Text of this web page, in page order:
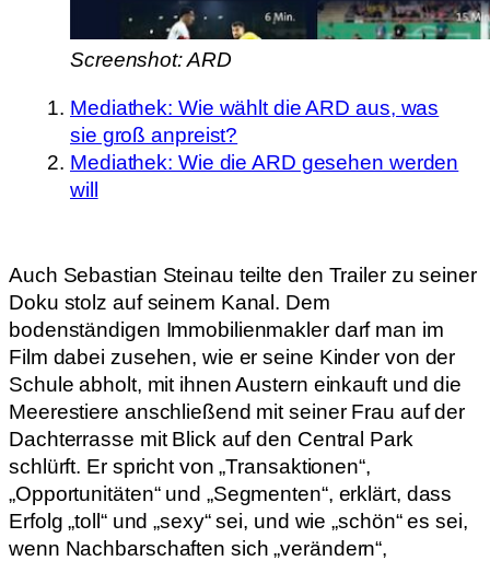
Screenshot: ARD
Mediathek: Wie wählt die ARD aus, was
sie groß anpreist?
Mediathek: Wie die ARD gesehen werden
will
Auch Sebastian Steinau teilte den Trailer zu seiner
Doku stolz auf seinem Kanal. Dem
bodenständigen Immobilienmakler darf man im
Film dabei zusehen, wie er seine Kinder von der
Schule abholt, mit ihnen Austern einkauft und die
Meerestiere anschließend mit seiner Frau auf der
Dachterrasse mit Blick auf den Central Park
schlürft. Er spricht von „Transaktionen“,
„Opportunitäten“ und „Segmenten“, erklärt, dass
Erfolg „toll“ und „sexy“ sei, und wie „schön“ es sei,
wenn Nachbarschaften sich „verändern“,